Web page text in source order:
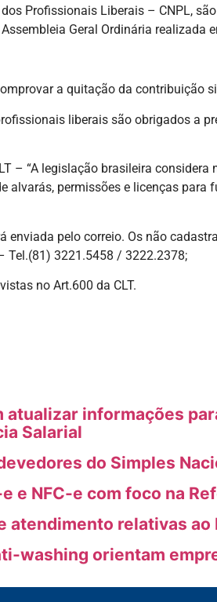
Profissionais Liberais – CNPL,
Geral Ordinária realizada
a quitação da contribuição
liberais são obrigados a
– “A legislação brasileira
permissões e licenças
pelo correio. Os não
Tel.(81) 3221.5458 / 3222.2378;
no Art.600 da CLT.
informações
Salarial
do Simples
e NFC-e com foco na
atendimento relativas ao
washing orientam